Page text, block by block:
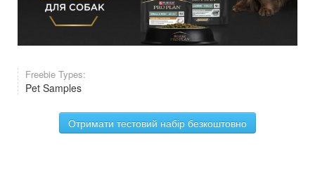
Freebie Types:
Pet Samples
Отримати тестовий набір безкоштовно